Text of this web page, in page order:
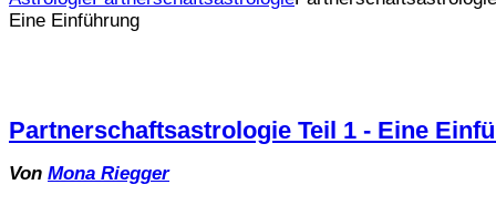
Eine Einführung
Partnerschaftsastrologie Teil 1 - Eine
Von Mona Riegger